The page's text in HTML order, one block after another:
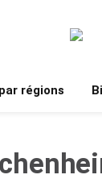
régions